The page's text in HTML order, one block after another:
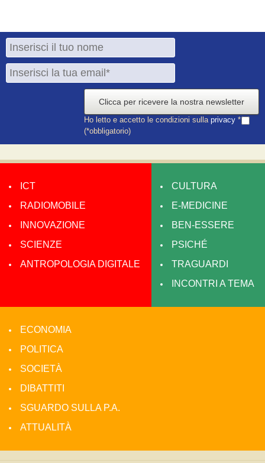
Clicca per ricevere la nostra newsletter
Ho letto e accetto le condizioni sulla privacy *
(*obbligatorio)
ICT
RADIOMOBILE
INNOVAZIONE
SCIENZE
ANTROPOLOGIA DIGITALE
CULTURA
E-MEDICINE
BEN-ESSERE
PSICHÉ
TRAGUARDI
INCONTRI A TEMA
ECONOMIA
POLITICA
SOCIETÀ
DIBATTITI
SGUARDO SULLA P.A.
ATTUALITÀ